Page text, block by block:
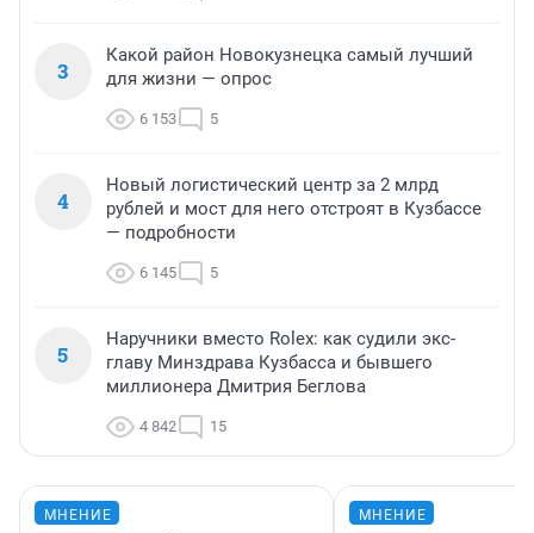
3
Какой район Новокузнецка самый лучший
для жизни — опрос
6 153 5
4
Новый логистический центр за 2 млрд
рублей и мост для него отстроят в Кузбассе
— подробности
6 145 5
5
Наручники вместо Rolex: как судили экс-
главу Минздрава Кузбасса и бывшего
миллионера Дмитрия Беглова
4 842 15
МНЕНИЕ МНЕНИЕ